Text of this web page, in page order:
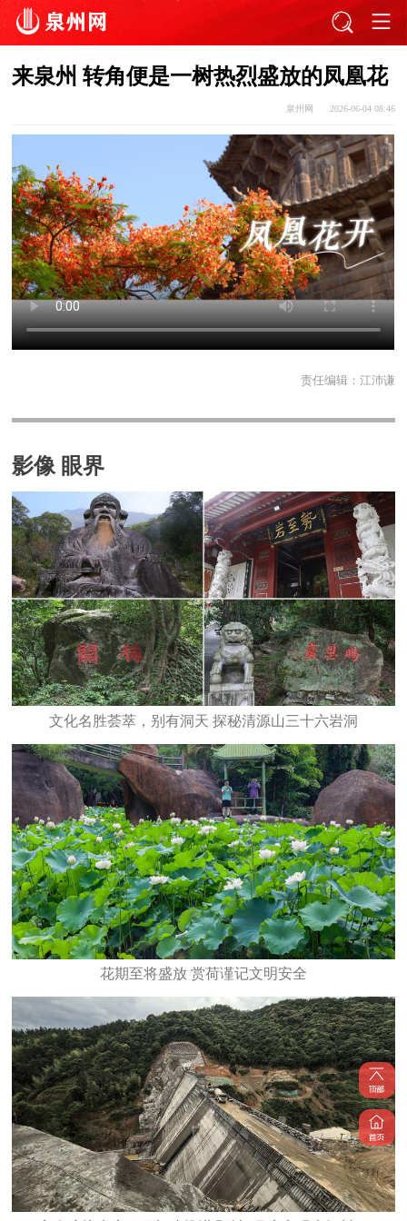
来泉州 转角便是一树热烈盛放的凤凰花
泉州网 2026-06-04 08:46
责任编辑： 江沛谦
影像 眼界
文化名胜荟萃，别有洞天 探秘清源山三十六岩洞
花期至将盛放 赏荷谨记文明安全